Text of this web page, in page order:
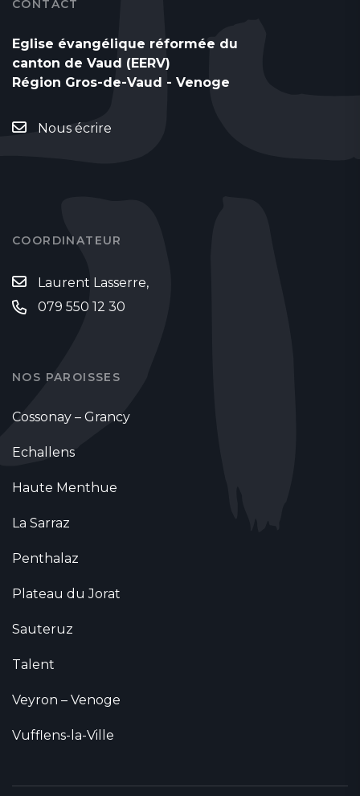
CONTACT
Eglise évangélique réformée du
canton de Vaud (EERV)
Région Gros-de-Vaud - Venoge
Nous écrire
COORDINATEUR
Laurent Lasserre,
079 550 12 30
NOS PAROISSES
Cossonay – Grancy
Echallens
Haute Menthue
La Sarraz
Penthalaz
Plateau du Jorat
Sauteruz
Talent
Veyron – Venoge
Vufflens-la-Ville